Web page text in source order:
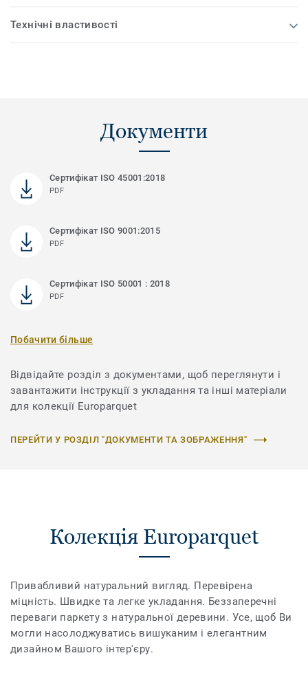
Технічні властивості
Документи
Сертифікат ISO 45001:2018
PDF
Сертифікат ISO 9001:2015
PDF
Сертифікат ISO 50001 : 2018
PDF
Побачити більше
Відвідайте розділ з документами, щоб переглянути і
завантажити інструкції з укладання та інші матеріали
для колекції Europarquet
ПЕРЕЙТИ У РОЗДІЛ "ДОКУМЕНТИ ТА ЗОБРАЖЕННЯ"
Колекція Europarquet
Привабливий натуральний вигляд. Перевірена
міцність. Швидке та легке укладання. Беззаперечні
переваги паркету з натуральної деревини. Усе, щоб Ви
могли насолоджуватись вишуканим і елегантним
дизайном Вашого інтер'єру.